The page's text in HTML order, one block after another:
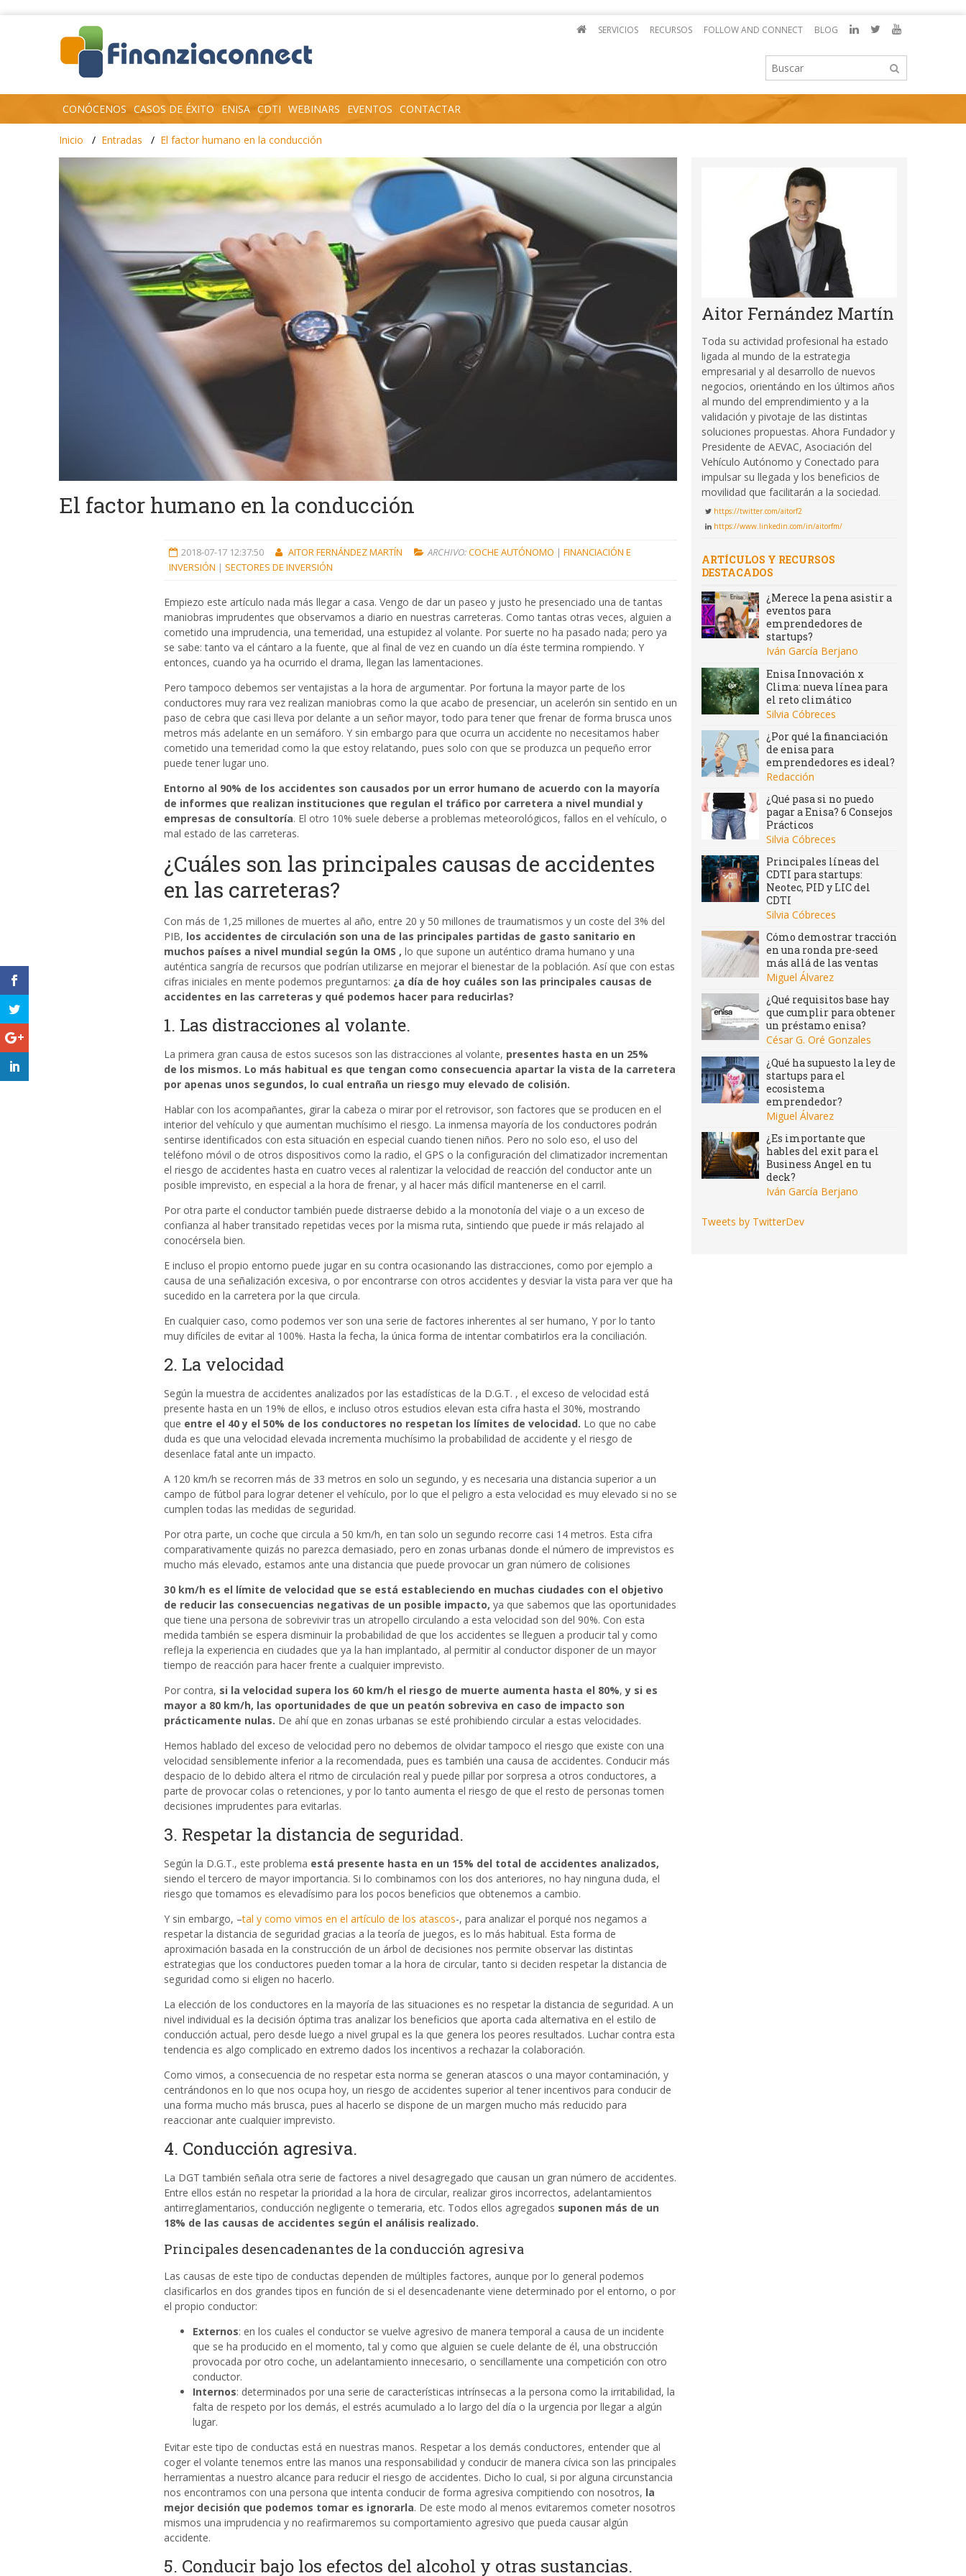
SERVICIOS RECURSOS FOLLOW AND CONNECT BLOG
CONÓCENOS CASOS DE ÉXITO ENISA CDTI WEBINARS EVENTOS CONTACTAR
Inicio Entradas El factor humano en la conducción
El factor humano en la conducción
2018-07-17 12:37:50 AITOR FERNÁNDEZ MARTÍN ARCHIVO:COCHE AUTÓNOMO | FINANCIACIÓN E
INVERSIÓN | SECTORES DE INVERSIÓN
Empiezo este artículo nada más llegar a casa. Vengo de dar un paseo y justo he presenciado una de tantas
maniobras imprudentes que observamos a diario en nuestras carreteras. Como tantas otras veces, alguien a
cometido una imprudencia, una temeridad, una estupidez al volante. Por suerte no ha pasado nada; pero ya
se sabe: tanto va el cántaro a la fuente, que al final de vez en cuando un día éste termina rompiendo. Y
entonces, cuando ya ha ocurrido el drama, llegan las lamentaciones.
Pero tampoco debemos ser ventajistas a la hora de argumentar. Por fortuna la mayor parte de los
conductores muy rara vez realizan maniobras como la que acabo de presenciar, un acelerón sin sentido en un
paso de cebra que casi lleva por delante a un señor mayor, todo para tener que frenar de forma brusca unos
metros más adelante en un semáforo. Y sin embargo para que ocurra un accidente no necesitamos haber
cometido una temeridad como la que estoy relatando, pues solo con que se produzca un pequeño error
puede tener lugar uno.
Entorno al 90% de los accidentes son causados por un error humano de acuerdo con la mayoría
de informes que realizan instituciones que regulan el tráfico por carretera a nivel mundial y
empresas de consultoría. El otro 10% suele deberse a problemas meteorológicos, fallos en el vehículo, o
mal estado de las carreteras.
¿Cuáles son las principales causas de accidentes
en las carreteras?
Con más de 1,25 millones de muertes al año, entre 20 y 50 millones de traumatismos y un coste del 3% del
PIB, los accidentes de circulación son una de las principales partidas de gasto sanitario en
muchos países a nivel mundial según la OMS , lo que supone un auténtico drama humano y una
auténtica sangría de recursos que podrían utilizarse en mejorar el bienestar de la población. Así que con estas
cifras iniciales en mente podemos preguntarnos: ¿a día de hoy cuáles son las principales causas de
accidentes en las carreteras y qué podemos hacer para reducirlas?
1. Las distracciones al volante.
La primera gran causa de estos sucesos son las distracciones al volante, presentes hasta en un 25%
de los mismos. Lo más habitual es que tengan como consecuencia apartar la vista de la carretera
por apenas unos segundos, lo cual entraña un riesgo muy elevado de colisión.
Hablar con los acompañantes, girar la cabeza o mirar por el retrovisor, son factores que se producen en el
interior del vehículo y que aumentan muchísimo el riesgo. La inmensa mayoría de los conductores podrán
sentirse identificados con esta situación en especial cuando tienen niños. Pero no solo eso, el uso del
teléfono móvil o de otros dispositivos como la radio, el GPS o la configuración del climatizador incrementan
el riesgo de accidentes hasta en cuatro veces al ralentizar la velocidad de reacción del conductor ante un
posible imprevisto, en especial a la hora de frenar, y al hacer más difícil mantenerse en el carril.
Por otra parte el conductor también puede distraerse debido a la monotonía del viaje o a un exceso de
confianza al haber transitado repetidas veces por la misma ruta, sintiendo que puede ir más relajado al
conocérsela bien.
E incluso el propio entorno puede jugar en su contra ocasionando las distracciones, como por ejemplo a
causa de una señalización excesiva, o por encontrarse con otros accidentes y desviar la vista para ver que ha
sucedido en la carretera por la que circula.
En cualquier caso, como podemos ver son una serie de factores inherentes al ser humano, Y por lo tanto
muy difíciles de evitar al 100%. Hasta la fecha, la única forma de intentar combatirlos era la conciliación.
2. La velocidad
Según la muestra de accidentes analizados por las estadísticas de la D.G.T. , el exceso de velocidad está
presente hasta en un 19% de ellos, e incluso otros estudios elevan esta cifra hasta el 30%, mostrando
que entre el 40 y el 50% de los conductores no respetan los límites de velocidad. Lo que no cabe
duda es que una velocidad elevada incrementa muchísimo la probabilidad de accidente y el riesgo de
desenlace fatal ante un impacto.
A 120 km/h se recorren más de 33 metros en solo un segundo, y es necesaria una distancia superior a un
campo de fútbol para lograr detener el vehículo, por lo que el peligro a esta velocidad es muy elevado si no se
cumplen todas las medidas de seguridad.
Por otra parte, un coche que circula a 50 km/h, en tan solo un segundo recorre casi 14 metros. Esta cifra
comparativamente quizás no parezca demasiado, pero en zonas urbanas donde el número de imprevistos es
mucho más elevado, estamos ante una distancia que puede provocar un gran número de colisiones
30 km/h es el límite de velocidad que se está estableciendo en muchas ciudades con el objetivo
de reducir las consecuencias negativas de un posible impacto, ya que sabemos que las oportunidades
que tiene una persona de sobrevivir tras un atropello circulando a esta velocidad son del 90%. Con esta
medida también se espera disminuir la probabilidad de que los accidentes se lleguen a producir tal y como
refleja la experiencia en ciudades que ya la han implantado, al permitir al conductor disponer de un mayor
tiempo de reacción para hacer frente a cualquier imprevisto.
Por contra, si la velocidad supera los 60 km/h el riesgo de muerte aumenta hasta el 80%,y si es
mayor a 80 km/h, las oportunidades de que un peatón sobreviva en caso de impacto son
prácticamente nulas. De ahí que en zonas urbanas se esté prohibiendo circular a estas velocidades.
Hemos hablado del exceso de velocidad pero no debemos de olvidar tampoco el riesgo que existe con una
velocidad sensiblemente inferior a la recomendada, pues es también una causa de accidentes. Conducir más
despacio de lo debido altera el ritmo de circulación real y puede pillar por sorpresa a otros conductores, a
parte de provocar colas o retenciones, y por lo tanto aumenta el riesgo de que el resto de personas tomen
decisiones imprudentes para evitarlas.
3. Respetar la distancia de seguridad.
Según la D.G.T., este problema está presente hasta en un 15% del total de accidentes analizados,
siendo el tercero de mayor importancia. Si lo combinamos con los dos anteriores, no hay ninguna duda, el
riesgo que tomamos es elevadísimo para los pocos beneficios que obtenemos a cambio.
Y sin embargo, –tal y como vimos en el artículo de los atascos-, para analizar el porqué nos negamos a
respetar la distancia de seguridad gracias a la teoría de juegos, es lo más habitual. Esta forma de
aproximación basada en la construcción de un árbol de decisiones nos permite observar las distintas
estrategias que los conductores pueden tomar a la hora de circular, tanto si deciden respetar la distancia de
seguridad como si eligen no hacerlo.
La elección de los conductores en la mayoría de las situaciones es no respetar la distancia de seguridad. A un
nivel individual es la decisión óptima tras analizar los beneficios que aporta cada alternativa en el estilo de
conducción actual, pero desde luego a nivel grupal es la que genera los peores resultados. Luchar contra esta
tendencia es algo complicado en extremo dados los incentivos a rechazar la colaboración.
Como vimos, a consecuencia de no respetar esta norma se generan atascos o una mayor contaminación, y
centrándonos en lo que nos ocupa hoy, un riesgo de accidentes superior al tener incentivos para conducir de
una forma mucho más brusca, pues al hacerlo se dispone de un margen mucho más reducido para
reaccionar ante cualquier imprevisto.
4. Conducción agresiva.
La DGT también señala otra serie de factores a nivel desagregado que causan un gran número de accidentes.
Entre ellos están no respetar la prioridad a la hora de circular, realizar giros incorrectos, adelantamientos
antirreglamentarios, conducción negligente o temeraria, etc. Todos ellos agregados suponen más de un
18% de las causas de accidentes según el análisis realizado.
Principales desencadenantes de la conducción agresiva
Las causas de este tipo de conductas dependen de múltiples factores, aunque por lo general podemos
clasificarlos en dos grandes tipos en función de si el desencadenante viene determinado por el entorno, o por
el propio conductor:
Externos: en los cuales el conductor se vuelve agresivo de manera temporal a causa de un incidente
que se ha producido en el momento, tal y como que alguien se cuele delante de él, una obstrucción
provocada por otro coche, un adelantamiento innecesario, o sencillamente una competición con otro
conductor.
Internos: determinados por una serie de características intrínsecas a la persona como la irritabilidad, la
falta de respeto por los demás, el estrés acumulado a lo largo del día o la urgencia por llegar a algún
lugar.
Evitar este tipo de conductas está en nuestras manos. Respetar a los demás conductores, entender que al
coger el volante tenemos entre las manos una responsabilidad y conducir de manera cívica son las principales
herramientas a nuestro alcance para reducir el riesgo de accidentes. Dicho lo cual, si por alguna circunstancia
nos encontramos con una persona que intenta conducir de forma agresiva compitiendo con nosotros, la
mejor decisión que podemos tomar es ignorarla. De este modo al menos evitaremos cometer nosotros
mismos una imprudencia y no reafirmaremos su comportamiento agresivo que pueda causar algún
accidente.
5. Conducir bajo los efectos del alcohol y otras sustancias.
Aitor Fernández Martín
Toda su actividad profesional ha estado
ligada al mundo de la estrategia
empresarial y al desarrollo de nuevos
negocios, orientándo en los últimos años
al mundo del emprendimiento y a la
validación y pivotaje de las distintas
soluciones propuestas. Ahora Fundador y
Presidente de AEVAC, Asociación del
Vehículo Autónomo y Conectado para
impulsar su llegada y los beneficios de
movilidad que facilitarán a la sociedad.
https://twitter.com/aitorf2
https://www.linkedin.com/in/aitorfm/
ARTÍCULOS Y RECURSOS
DESTACADOS
¿Merece la pena asistir a
eventos para
emprendedores de
startups?
Iván García Berjano
Enisa Innovación x
Clima: nueva línea para
el reto climático
Silvia Cóbreces
¿Por qué la financiación
de enisa para
emprendedores es ideal?
Redacción
¿Qué pasa si no puedo
pagar a Enisa? 6 Consejos
Prácticos
Silvia Cóbreces
Principales líneas del
CDTI para startups:
Neotec, PID y LIC del
CDTI
Silvia Cóbreces
Cómo demostrar tracción
en una ronda pre-seed
más allá de las ventas
Miguel Álvarez
¿Qué requisitos base hay
que cumplir para obtener
un préstamo enisa?
César G. Oré Gonzales
¿Qué ha supuesto la ley de
startups para el
ecosistema
emprendedor?
Miguel Álvarez
¿Es importante que
hables del exit para el
Business Angel en tu
deck?
Iván García Berjano
Tweets by TwitterDev